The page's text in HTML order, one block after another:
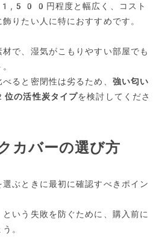
円程度と幅広く、コスト
りたい人に特におすすめです。
で、湿気がこもりやすい部屋でも
ると密閉性は劣るため、 強い匂い
の活性炭タイプを検討してくださ
カバーの選び方
ぶときに最初に確認すべきポイン
という失敗を防ぐために、購入前に
。